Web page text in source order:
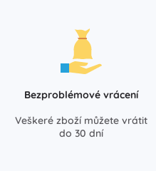
Bezproblémové vrácení
Veškeré zboží můžete vrátit
do 30 dní